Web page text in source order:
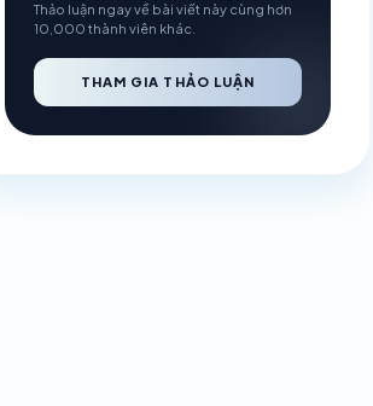
Thảo luận ngay về bài viết này cùng hơn
10,000 thành viên khác.
THAM GIA THẢO LUẬN